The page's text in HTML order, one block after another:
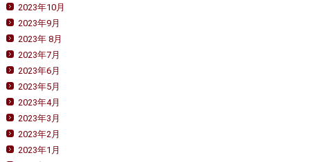
2023年10月
2023年9月
2023年 8月
2023年7月
2023年6月
2023年5月
2023年4月
2023年3月
2023年2月
2023年1月